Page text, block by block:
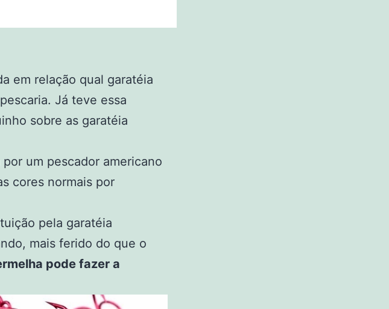
em relação qual garatéia
Já teve essa
sobre as garatéia
um pescador americano
cores normais por
pela garatéia
mais ferido do que o
pode fazer a